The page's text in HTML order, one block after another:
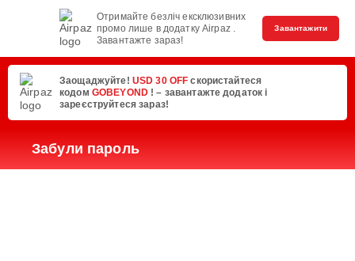
Отримайте безліч ексклюзивних
промо лише в додатку Airpaz .
Завантажте зараз!
Завантажити
Заощаджуйте! USD 30 OFFскористайтеся
кодом GOBEYOND ! – завантажте додаток і
зареєструйтеся зараз!
Забули пароль